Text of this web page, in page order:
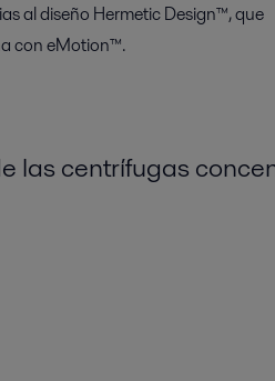
al diseño Hermetic Design™, que
con eMotion™.
las centrífugas